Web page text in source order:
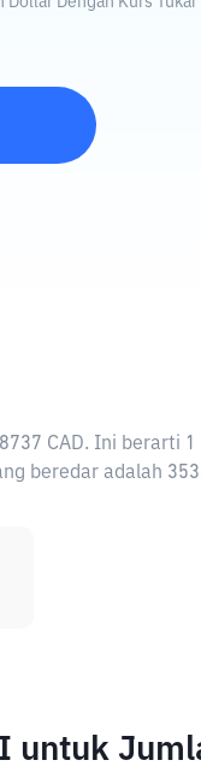
CAD. Ini berarti 1
beredar adalah
untuk